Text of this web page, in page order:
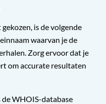
is de volgende
waarvan je de
Zorg ervoor dat je
om accurate resultaten
de WHOIS-database